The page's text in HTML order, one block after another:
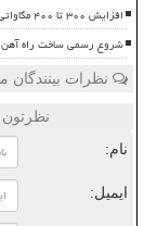
افزایش ۳۰۰ تا ۴۰۰ مگاواتی سهمیه برق صنایع کوچک
شروع رسمی ساخت راه
نظرات
نام:
ایمیل: